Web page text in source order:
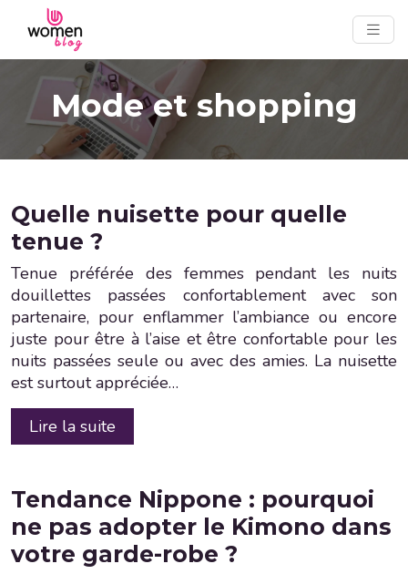
Mode et shopping
Quelle nuisette pour quelle
tenue ?
Tenue préférée des femmes pendant les nuits
douillettes passées confortablement avec son
partenaire, pour enflammer l’ambiance ou encore
juste pour être à l’aise et être confortable pour les
nuits passées seule ou avec des amies. La nuisette
est surtout appréciée…
Lire la suite
Tendance Nippone : pourquoi
ne pas adopter le Kimono dans
votre garde-robe ?